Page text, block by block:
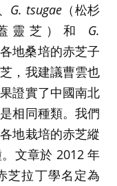
G. tsugae（松杉
靈芝）和 G.
地桑培的赤芝子
，我建議曹雲也
證實了中國南北
相同種類。我們
地栽培的赤芝縱
文章於 2012 年
芝拉丁學名定為